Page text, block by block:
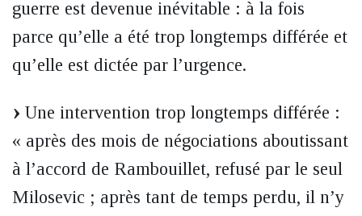
guerre est devenue inévitable : à la fois
parce qu’elle a été trop longtemps différée et
qu’elle est dictée par l’urgence.
Une intervention trop longtemps différée :
« après des mois de négociations aboutissant
à l’accord de Rambouillet, refusé par le seul
Milosevic ; après tant de temps perdu, il n’y